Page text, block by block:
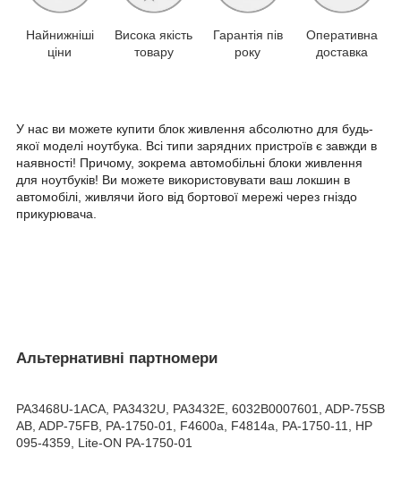
Найнижніші
ціни
Висока якість
товару
Гарантія пів
року
Оперативна
доставка
У нас ви можете купити блок живлення абсолютно для будь-
якої моделі ноутбука. Всі типи зарядних пристроїв є завжди в
наявності! Причому, зокрема автомобільні блоки живлення
для ноутбуків! Ви можете використовувати ваш локшин в
автомобілі, живлячи його від бортової мережі через гніздо
прикурювача.
Альтернативні партномери
PA3468U-1ACA, PA3432U, PA3432E, 6032B0007601, ADP-75SB
AB, ADP-75FB, PA-1750-01, F4600a, F4814a, PA-1750-11, HP
095-4359, Lite-ON PA-1750-01